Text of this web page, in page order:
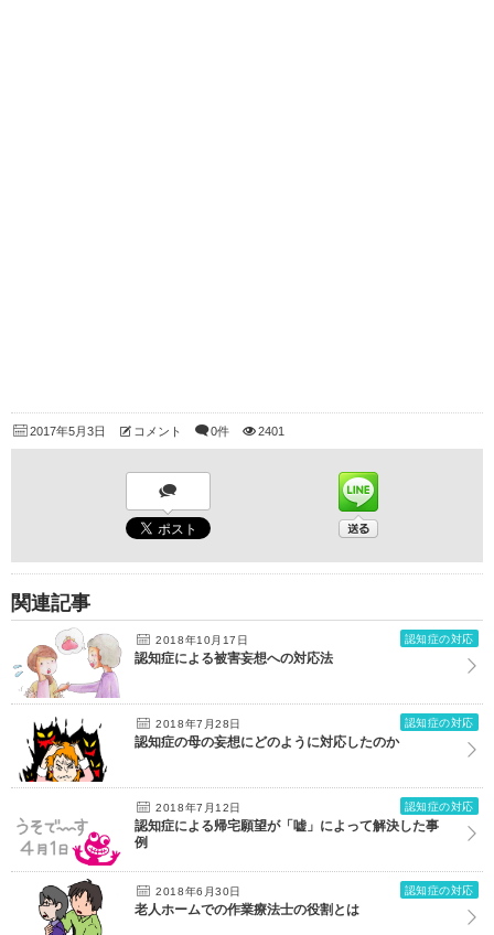
2017年5月3日 コメント 0件 2401
関連記事
2018年10月17日 認知症の対応
認知症による被害妄想への対応法
2018年7月28日 認知症の対応
認知症の母の妄想にどのように対応したのか
2018年7月12日 認知症の対応
認知症による帰宅願望が「嘘」によって解決した事
例
2018年6月30日 認知症の対応
老人ホームでの作業療法士の役割とは